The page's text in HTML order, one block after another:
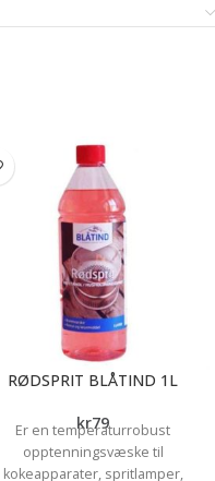
RØDSPRIT BLÅTIND 1L
kr79
Er en temperaturrobust
opptenningsvæske til
kokeapparater, spritlamper,